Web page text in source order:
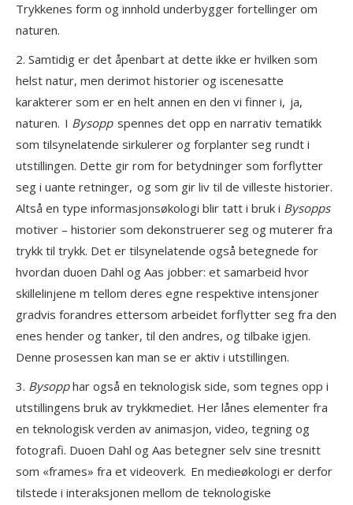
Trykkenes form og innhold underbygger fortellinger om
naturen.
2. Samtidig er det åpenbart at dette ikke er hvilken som
helst natur, men derimot historier og iscenesatte
karakterer som er en helt annen en den vi finner i, ja,
naturen. I Bysopp spennes det opp en narrativ tematikk
som tilsynelatende sirkulerer og forplanter seg rundt i
utstillingen. Dette gir rom for betydninger som forflytter
seg i uante retninger, og som gir liv til de villeste historier.
Altså en type informasjonsøkologi blir tatt i bruk i Bysopps
motiver – historier som dekonstruerer seg og muterer fra
trykk til trykk. Det er tilsynelatende også betegnede for
hvordan duoen Dahl og Aas jobber: et samarbeid hvor
skillelinjene m tellom deres egne respektive intensjoner
gradvis forandres ettersom arbeidet forflytter seg fra den
enes hender og tanker, til den andres, og tilbake igjen.
Denne prosessen kan man se er aktiv i utstillingen.
3. Bysopphar også en teknologisk side, som tegnes opp i
utstillingens bruk av trykkmediet. Her lånes elementer fra
en teknologisk verden av animasjon, video, tegning og
fotografi. Duoen Dahl og Aas betegner selv sine tresnitt
som «frames» fra et videoverk. En medieøkologi er derfor
tilstede i interaksjonen mellom de teknologiske